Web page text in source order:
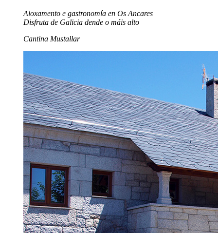
Aloxamento e gastronomía en Os Ancares
Disfruta de Galicia dende o máis alto
Cantina Mustallar